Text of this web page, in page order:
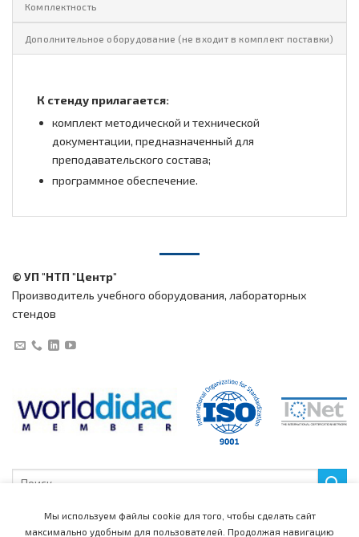
Комплектность
Дополнительное оборудование (не входит в комплект поставки)
К стенду прилагается:
комплект методической и технической
документации, предназначенный для
преподавательского состава;
программное обеспечение.
© УП "НТП "Центр"
Производитель учебного оборудования, лабораторных
стендов
Мы используем файлы cookie для того, чтобы сделать сайт
максимально удобным для пользователей. Продолжая навигацию